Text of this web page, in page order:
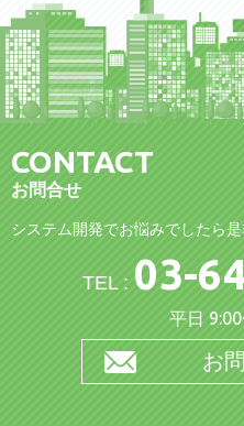
CONTACT
お問合せ
システム開発でお悩みでしたら
TEL : 03-
平日
お